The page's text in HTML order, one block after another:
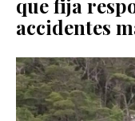
que fija
accidentes